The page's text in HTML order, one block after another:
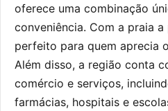
oferece uma combinação
conveniência. Com a praia
perfeito para quem aprecia
Além disso, a região conta
comércio e serviços,
farmácias, hospitais e